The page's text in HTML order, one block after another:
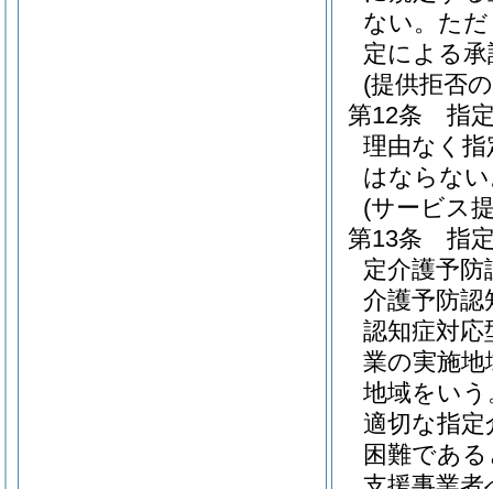
ない。 た
定による
(提供拒否
第12条
指
理由なく指
はならな
(サービス
第13条
指
定介護予防
介護予防認
認知症対応
業の実施地
地域をい
適切な指
困難であ